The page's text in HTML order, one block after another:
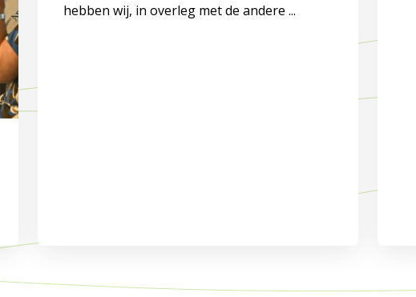
hebben wij, in overleg met de andere ...